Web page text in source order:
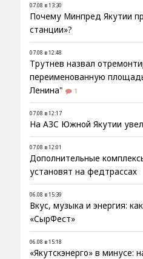
07.08 в 13:30
Почему Минпред Якутии
станции»?
07.08 в 12:48
Трутнев назвал
переименованную
Ленина"
1
07.08 в 12:17
На АЗС Южной Якутии
07.08 в 12:01
Дополнительные
установят на федтрассах
06.08 в 15:39
Вкус, музыка и энергия:
«СырФест»
06.08 в 15:18
«Якутскэнерго» в минусе: